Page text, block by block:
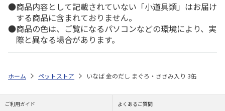
商品内容として記載されていない「小道具類」はお届け
する商品に含まれておりません。
商品の色は、ご覧になるパソコンなどの環境により、実
際と異なる場合があります。
ホーム ペットストア いなば 金のだし まぐろ・ささみ入り 3缶
ご利用ガイド よくあるご質問